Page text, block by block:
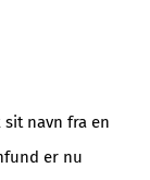
sit navn fra en
er nu